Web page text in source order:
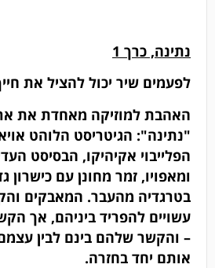
נתינה, כרך 1
לפעמים שיר יכול להציל את
האהבת למוזיקה מאחדת את
"נתינה": הגיטריסט הלוהט
הפלייבוי אקיהיקו, הבסיסט
ומאפויו, זמר מחונן עם כישרון
בטרגדיה מהעבר. המאבקים
עשויים להפריד ביניהם, אך
– והקשר שלהם בינם לבין
אותם יחד בחזרה.